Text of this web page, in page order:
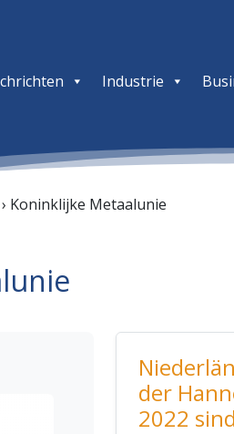
Industrie
› Koninklijke Metaalunie
der
2022